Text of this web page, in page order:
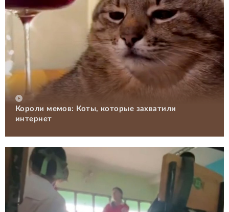
Короли мемов: Коты, которые захватили
интернет